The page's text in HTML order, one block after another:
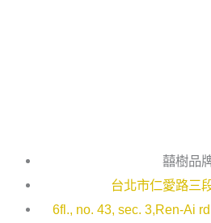
囍樹品
台北市仁愛路三
6fl., no. 43, sec. 3,Ren-Ai